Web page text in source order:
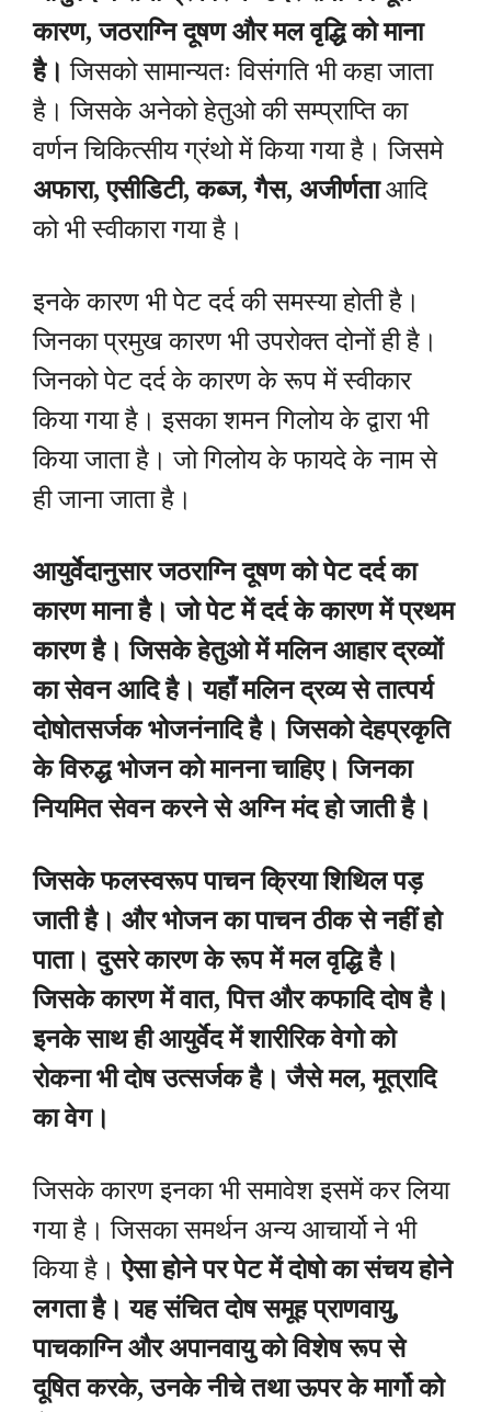
कारण, जठराग्नि दूषण और मल वृद्धि को माना
है। जिसको सामान्यतः विसंगति भी कहा जाता
है। जिसके अनेको हेतुओ की सम्प्राप्ति का
वर्णन चिकित्सीय ग्रंथो में किया गया है। जिसमे
अफारा, एसीडिटी, कब्ज, गैस, अजीर्णताआदि
को भी स्वीकारा गया है।
इनके कारण भी पेट दर्द की समस्या होती है।
जिनका प्रमुख कारण भी उपरोक्त दोनों ही है।
जिनको पेट दर्द के कारण के रूप में स्वीकार
किया गया है। इसका शमन गिलोय के द्वारा भी
किया जाता है। जो गिलोय के फायदे के नाम से
ही जाना जाता है।
आयुर्वेदानुसार जठराग्नि दूषण को पेट दर्द का
कारण माना है। जो पेट में दर्द के कारण में प्रथम
कारण है। जिसके हेतुओ में मलिन आहार द्रव्यों
का सेवन आदि है। यहाँ मलिन द्रव्य से तात्पर्य
दोषोतसर्जक भोजनंनादि है। जिसको देहप्रकृति
के विरुद्ध भोजन को मानना चाहिए। जिनका
नियमित सेवन करने से अग्नि मंद हो जाती है।
जिसके फलस्वरूप पाचन क्रिया शिथिल पड़
जाती है। और भोजन का पाचन ठीक से नहीं हो
पाता। दुसरे कारण के रूप में मल वृद्धि है।
जिसके कारण में वात, पित्त और कफादि दोष है।
इनके साथ ही आयुर्वेद में शारीरिक वेगो को
रोकना भी दोष उत्सर्जक है। जैसे मल, मूत्रादि
का वेग।
जिसके कारण इनका भी समावेश इसमें कर लिया
गया है। जिसका समर्थन अन्य आचार्यो ने भी
किया है।ऐसा होने पर पेट में दोषो का संचय होने
लगता है। यह संचित दोष समूह प्राणवायु,
पाचकाग्नि और अपानवायु को विशेष रूप से
दूषित करके, उनके नीचे तथा ऊपर के मार्गो को